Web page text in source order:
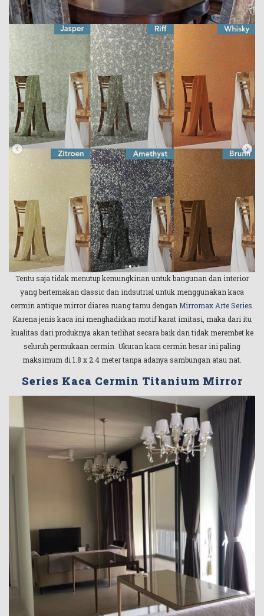
Tentu saja tidak menutup kemungkinan untuk bangunan dan interior
yang bertemakan classic dan indsutrial untuk menggunakan kaca
cermin antique mirror diarea ruang tamu dengan Mirromax Arte Series
Karena jenis kaca ini menghadirkan motif karat imitasi, maka dari itu
kualitas dari produknya akan terlihat secara baik dan tidak merembet ke
seluruh permukaan cermin. Ukuran kaca cermin besar ini paling
maksimum di 1.8 x 2.4 meter tanpa adanya sambungan atau nat.
Series Kaca Cermin Titanium Mirror